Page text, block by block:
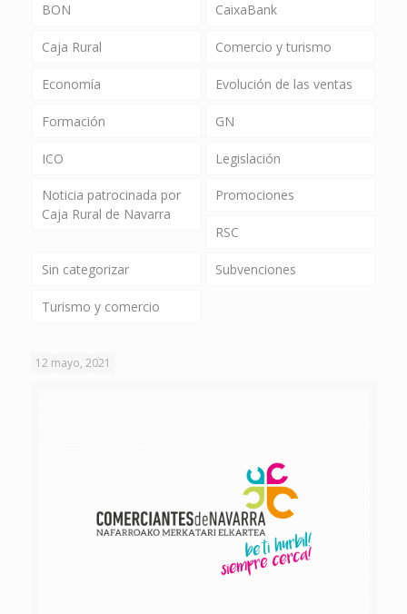
BON CaixaBank
Caja Rural Comercio y turismo
Economía Evolución de las ventas
Formación GN
ICO Legislación
Noticia patrocinada por
Caja Rural de Navarra
Promociones
RSC
Sin categorizar Subvenciones
Turismo y comercio
12 mayo, 2021